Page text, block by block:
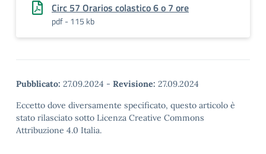
Circ 57 Orarios colastico 6 o 7 ore
pdf - 115 kb
Pubblicato: 27.09.2024 - Revisione: 27.09.2024
Eccetto dove diversamente specificato, questo articolo è
stato rilasciato sotto Licenza Creative Commons
Attribuzione 4.0 Italia.